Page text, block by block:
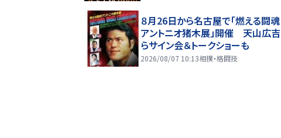
８月26日から名古屋で「燃える闘魂
アントニオ猪木展」開催 天山広吉
らサイン会＆トークショーも
2026/08/07 10:13相撲・格闘技